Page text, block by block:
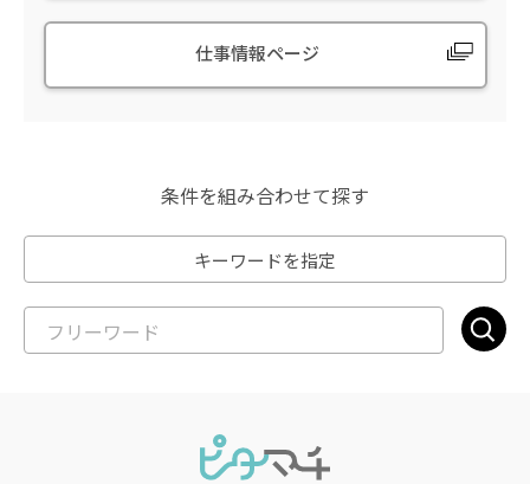
仕事情報ページ
条件を組み合わせて探す
キーワードを指定